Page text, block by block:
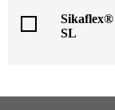
Sikaflex®
SL